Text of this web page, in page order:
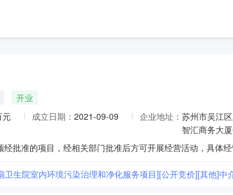
开业
元 成立日期： 2021-09-09 企业地址： 苏州市吴江
智汇商务大
卫生院室内环境污染治理和净化服务项目][公开竞价][其他]中